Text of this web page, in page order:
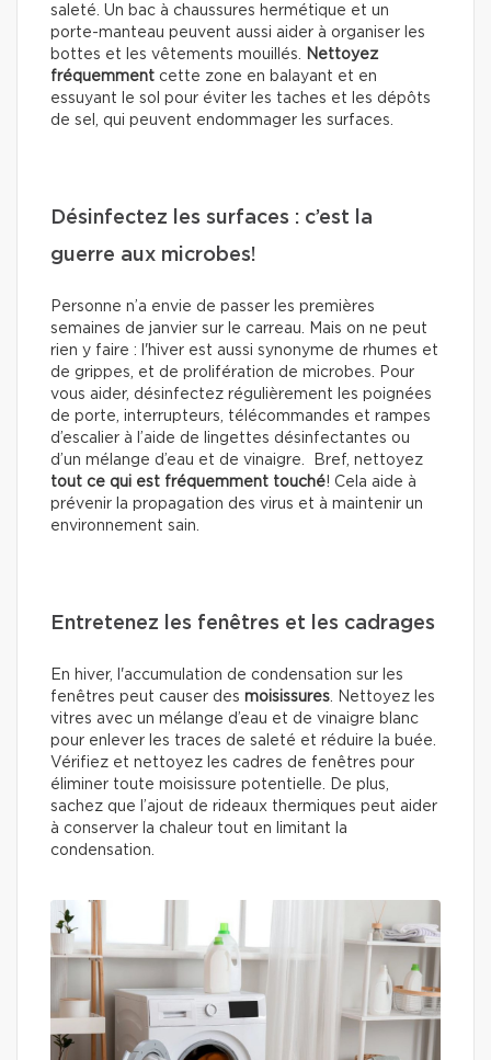
saleté. Un bac à chaussures hermétique et un
porte-manteau peuvent aussi aider à organiser les
bottes et les vêtements mouillés.
Nettoyez
fréquemment cette zone en balayant et en
essuyant le sol pour éviter les taches et les dépôts
de sel, qui peuvent endommager les surfaces.
Désinfectez les surfaces : c’est la
guerre aux microbes!
Personne n’a envie de passer les premières
semaines de janvier sur le carreau. Mais on ne peut
rien y faire : l'hiver est aussi synonyme de rhumes et
de grippes, et de prolifération de microbes. Pour
vous aider, désinfectez régulièrement les poignées
de porte, interrupteurs, télécommandes et rampes
d’escalier à l’aide de lingettes désinfectantes ou
d’un mélange d’eau et de vinaigre. Bref, nettoyez
tout ce qui est fréquemment touché! Cela aide à
prévenir la propagation des virus et à maintenir un
environnement sain.
Entretenez les fenêtres et les cadrages
En hiver, l'accumulation de condensation sur les
fenêtres peut causer des moisissures . Nettoyez les
vitres avec un mélange d’eau et de vinaigre blanc
pour enlever les traces de saleté et réduire la buée.
Vérifiez et nettoyez les cadres de fenêtres pour
éliminer toute moisissure potentielle. De plus,
sachez que l’ajout de rideaux thermiques peut aider
à conserver la chaleur tout en limitant la
condensation.